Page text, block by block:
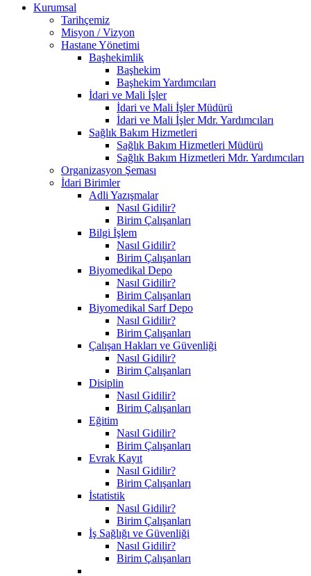
Kurumsal
Tarihçemiz
Misyon / Vizyon
Hastane Yönetimi
Başhekimlik
Başhekim
Başhekim Yardımcıları
İdari ve Mali İşler
İdari ve Mali İşler Müdürü
İdari ve Mali İşler Mdr. Yardımcıları
Sağlık Bakım Hizmetleri
Sağlık Bakım Hizmetleri Müdürü
Sağlık Bakım Hizmetleri Mdr. Yardımcıları
Organizasyon Şeması
İdari Birimler
Adli Yazışmalar
Nasıl Gidilir?
Birim Çalışanları
Bilgi İşlem
Nasıl Gidilir?
Birim Çalışanları
Biyomedikal Depo
Nasıl Gidilir?
Birim Çalışanları
Biyomedikal Sarf Depo
Nasıl Gidilir?
Birim Çalışanları
Çalışan Hakları ve Güvenliği
Nasıl Gidilir?
Birim Çalışanları
Disiplin
Nasıl Gidilir?
Birim Çalışanları
Eğitim
Nasıl Gidilir?
Birim Çalışanları
Evrak Kayıt
Nasıl Gidilir?
Birim Çalışanları
İstatistik
Nasıl Gidilir?
Birim Çalışanları
İş Sağlığı ve Güvenliği
Nasıl Gidilir?
Birim Çalışanları